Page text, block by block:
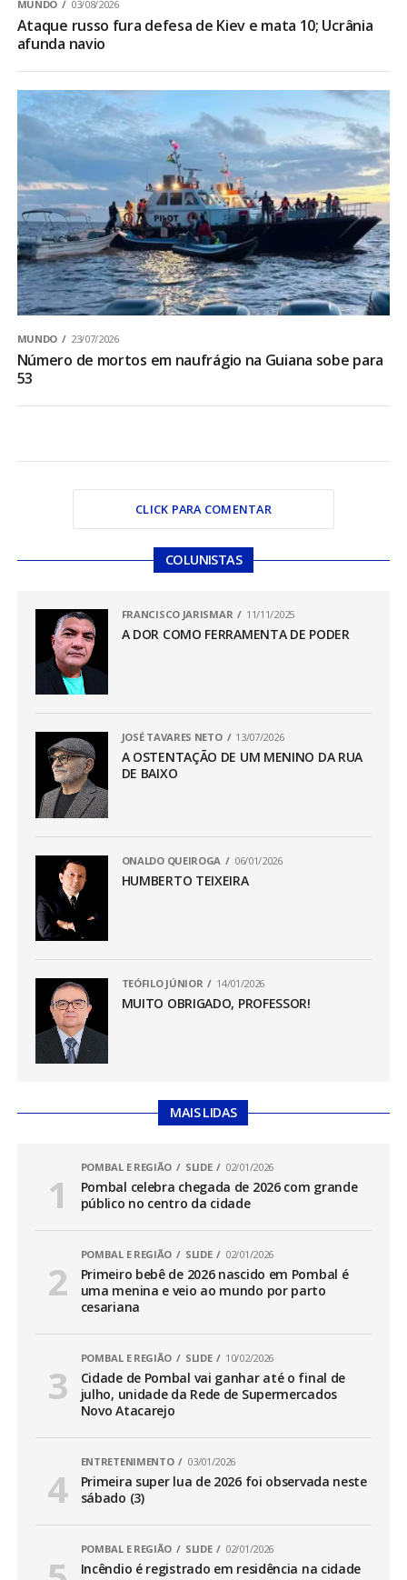
MUNDO 03/08/2026
Ataque russo fura defesa de Kiev e mata 10; Ucrânia
afunda navio
MUNDO 23/07/2026
Número de mortos em naufrágio na Guiana sobe para
53
CLICK PARA COMENTAR
COLUNISTAS
FRANCISCO JARISMAR 11/11/2025
A DOR COMO FERRAMENTA DE PODER
JOSÉ TAVARES NETO 13/07/2026
A OSTENTAÇÃO DE UM MENINO DA RUA
DE BAIXO
ONALDO QUEIROGA 06/01/2026
HUMBERTO TEIXEIRA
TEÓFILO JÚNIOR 14/01/2026
MUITO OBRIGADO, PROFESSOR!
MAIS LIDAS
POMBAL E REGIÃO SLIDE 02/01/2026
Pombal celebra chegada de 2026 com grande
público no centro da cidade
POMBAL E REGIÃO SLIDE 02/01/2026
Primeiro bebê de 2026 nascido em Pombal é
uma menina e veio ao mundo por parto
cesariana
POMBAL E REGIÃO SLIDE 10/02/2026
Cidade de Pombal vai ganhar até o final de
julho, unidade da Rede de Supermercados
Novo Atacarejo
ENTRETENIMENTO 03/01/2026
Primeira super lua de 2026 foi observada neste
sábado (3)
POMBAL E REGIÃO SLIDE 02/01/2026
Incêndio é registrado em residência na cidade